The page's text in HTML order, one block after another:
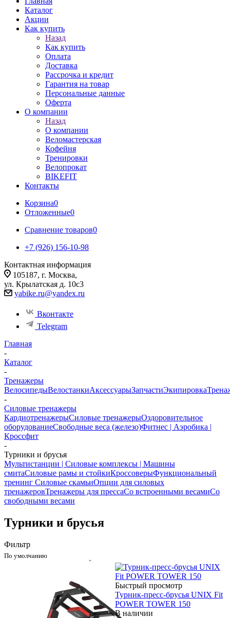
Каталог
Акции
Как купить
Назад
Как купить
Оплата
Доставка
Рассрочка и кредит
Гарантия на товар
Персональные данные
Оферта
О компании
Назад
О компании
Веломастерская
Кофейня
Тренировки
Велопрокат
BIKEFIT
Контакты
Корзина0
Отложенные0
Сравнение товаров0
+7 (926) 156-10-98
Контактная информация
105187, г. Москва,
ул. Крылатская д. 10с3
yabike.ru@yandex.ru
Вконтакте
Telegram
Главная
-
Каталог
-
Тренажеры
ВелосипедыВелостанкиАксессуарыЗапчастиЭкипировка
-
Силовые тренажеры
КардиотренажерыСиловые тренажерыОздоровительное
оборудованиеСвободные веса (железо)Фитнес | Аэробика |
Кроссфит
-
Турники и брусья
Мультистанции | Силовые комплексы | Машины
смитаСиловые рамы и стойкиКроссоверыФункциональный
тренинг Силовые скамьиОпции для силовых
тренажеровТренажеры для прессаСо встроенными весамиСо
свободными весами
Турники и брусья
Фильтр
По умолчанию
Быстрый просмотр
Турник-пресс-брусья UNIX Fit
POWER TOWER 150
В наличии